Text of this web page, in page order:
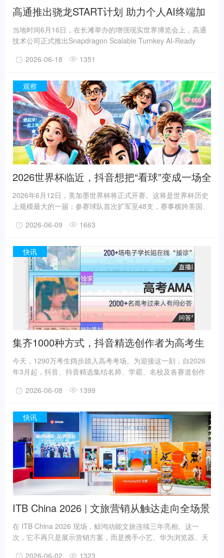
高通推出骁龙START计划 助力个人AI终端加
速落地
当地时间6月16日，在长滩举办的增强现实世界博览会上，高通
技术公司正式推出Snapdragon Scalable Turnkey AI-Ready
助终端品牌更高效、灵活地推出个人AI终端产品。据介绍，骁龙
连接与AI能力，适配紧凑型可穿戴设备形态，可支持多元产品形
态开发。配套方面，该计划提供以安全为核心、兼容多类AI框架
的完整软件栈，能够实现终端与配套智能手机应用、云服
2026-06-18 1351
观察
2026世界杯临近，抖音想把“看球”变成一场全
民参与
2026年6月12日，美加墨世界杯将正式开赛。这将是世界杯历史
上规模最大的一届：参赛球队首次扩军至48支，赛事横跨美国、
同时，它也是AI技术全面进入大众生活后，首个真正意义上的全
差。北美赛程意味着大量比赛将发生在深夜、清晨甚至
2026-06-09 1663
快讯
集齐1000种方式，抖音精选创作者为高考生
“放大招”
今天，1290万考生阔步踏入高考考场。为迎接这一刻，自2026
年3月起，抖音、抖音精选集结名师、学霸、名校及各赛道创作
策，为每一位考生应援：从考前备考复习的系统课程，联合名师
应援接力……
2026-06-08 1399
快讯
ITB China 2026 | 文旅营销从触达走向全场景
体验
在 ITB China 2026 现场，鲸鸿动能文旅连续三年亮相。这一
次，它不再只是展示营销方案，而是携手小艺、华为浏览器、天
2026-06-02 1323